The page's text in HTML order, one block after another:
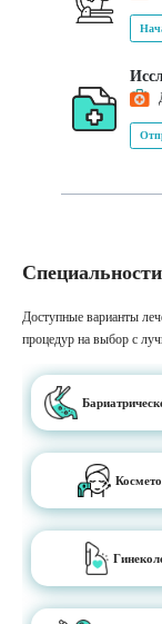
Специальности
Доступные варианты
процедур на выбор с